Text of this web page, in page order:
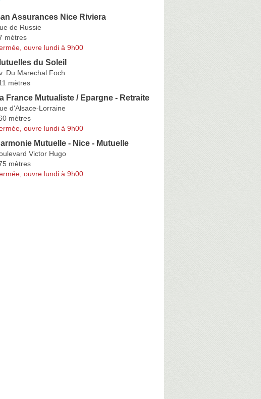
Assurances Nice Riviera
de Russie
mètres
ouvre lundi à 9h00
du Soleil
Du Marechal Foch
mètres
France Mutualiste / Epargne - Retraite
d'Alsace-Lorraine
mètres
ouvre lundi à 9h00
Mutuelle - Nice - Mutuelle
Victor Hugo
mètres
ouvre lundi à 9h00